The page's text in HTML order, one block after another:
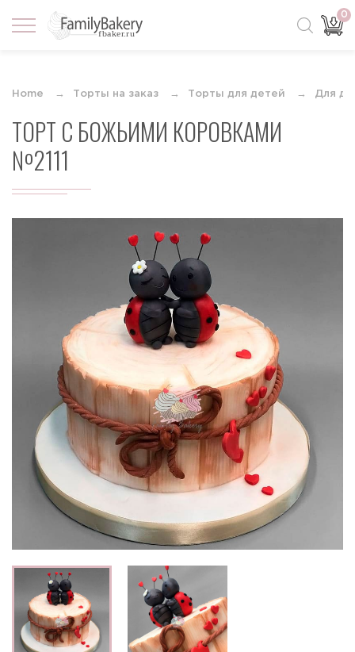
0
Home Торты на заказ Торты для детей Для
ТОРТ С БОЖЬИМИ КОРОВКАМИ
№2111